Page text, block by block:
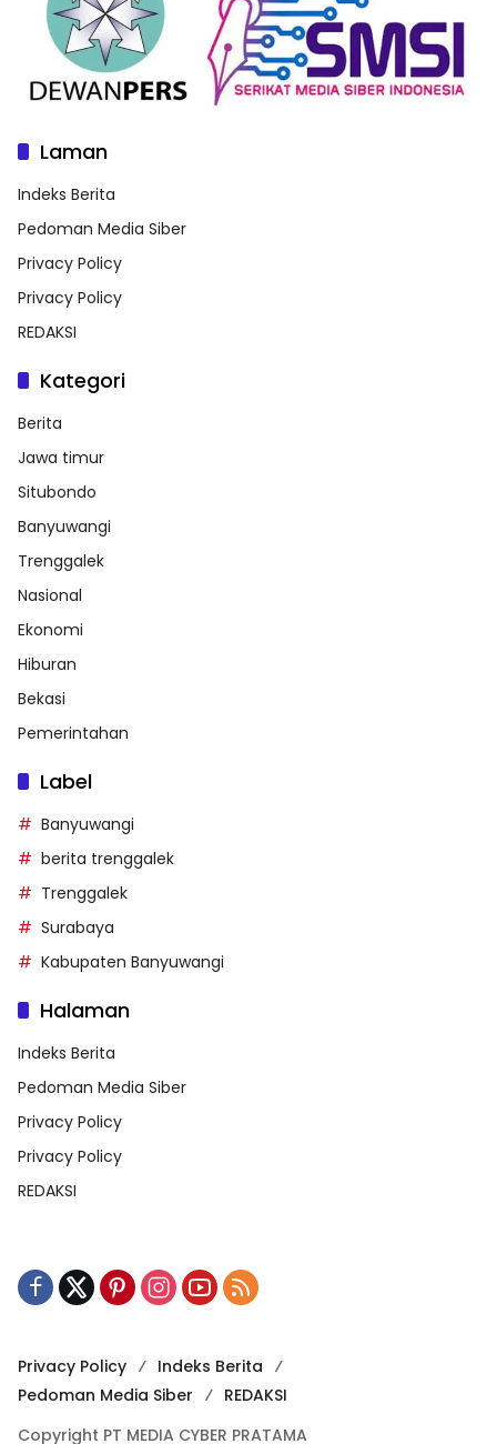
Laman
Indeks Berita
Pedoman Media Siber
Privacy Policy
Privacy Policy
REDAKSI
Kategori
Berita
Jawa timur
Situbondo
Banyuwangi
Trenggalek
Nasional
Ekonomi
Hiburan
Bekasi
Pemerintahan
Label
Banyuwangi
berita trenggalek
Trenggalek
Surabaya
Kabupaten Banyuwangi
Halaman
Indeks Berita
Pedoman Media Siber
Privacy Policy
Privacy Policy
REDAKSI
Privacy Policy
Indeks Berita
Pedoman Media Siber
REDAKSI
Copyright PT MEDIA CYBER PRATAMA